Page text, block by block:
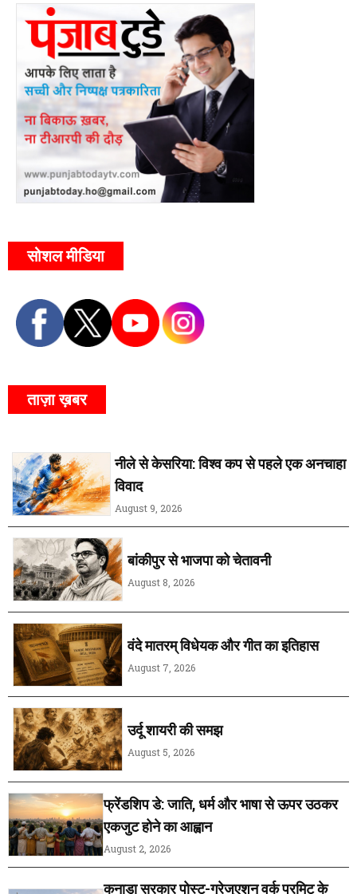
सोशल मीडिया
ताज़ा ख़बर
नीले से केसरिया: विश्व कप से पहले एक अनचाहा
विवाद
August 9, 2026
बांकीपुर से भाजपा को चेतावनी
August 8, 2026
वंदे मातरम् विधेयक और गीत का इतिहास
August 7, 2026
उर्दू शायरी की समझ
August 5, 2026
फ्रेंडशिप डे: जाति, धर्म और भाषा से ऊपर उठकर
एकजुट होने का आह्वान
August 2, 2026
कनाडा सरकार पोस्ट-ग्रेजुएशन वर्क परमिट के